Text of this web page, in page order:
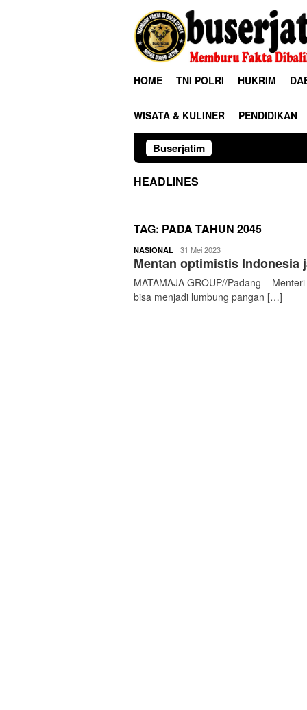
HOME TNI POLRI HUKRIM
WISATA & KULINER PENDIDIKAN
Buserjatim
HEADLINES
TAG: PADA TAHUN 2045
NASIONAL buserjatim
31 Mei 2023
Mentan optimistis Indonesia
MATAMAJA GROUP//Padang –
bisa menjadi lumbung pangan […]